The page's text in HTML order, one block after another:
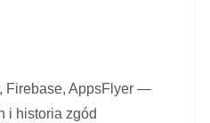
Firebase, AppsFlyer —
i historia zgód